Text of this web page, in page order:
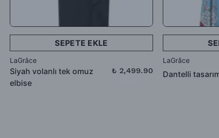
SEPETE EKLE
LaGrâce
Siyah volanlı tek omuz
elbise
₺ 2,499.90
LaGrâce
Dantelli